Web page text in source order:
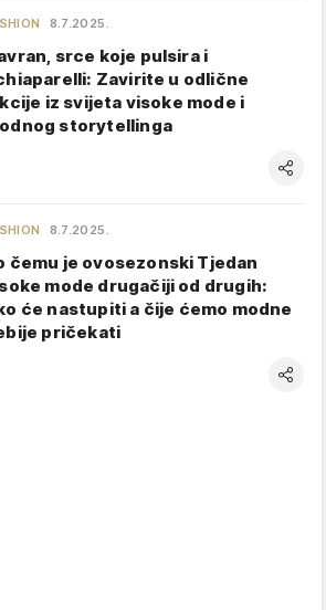
8.7.2025.
srce koje pulsira i
Zavirite u odlične
iz svijeta visoke mode i
storytellinga
8.7.2025.
čemu je ovosezonski Tjedan
mode drugačiji od drugih:
će nastupiti a čije ćemo modne
pričekati